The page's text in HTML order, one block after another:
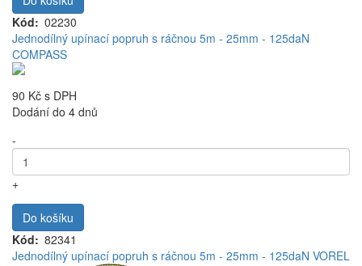
Kód
02230
Jednodílný upínací popruh s ráčnou 5m - 25mm - 125daN
COMPASS
90 Kč s DPH
Dodání do 4 dnů
-
+
Do košíku
Kód
82341
Jednodílný upínací popruh s ráčnou 5m - 25mm - 125daN VOREL